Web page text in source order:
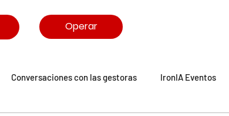
Operar
Conversaciones con las gestoras IronIA Eventos